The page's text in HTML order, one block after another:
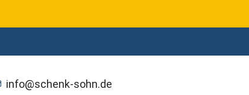
info@schenk-sohn.de